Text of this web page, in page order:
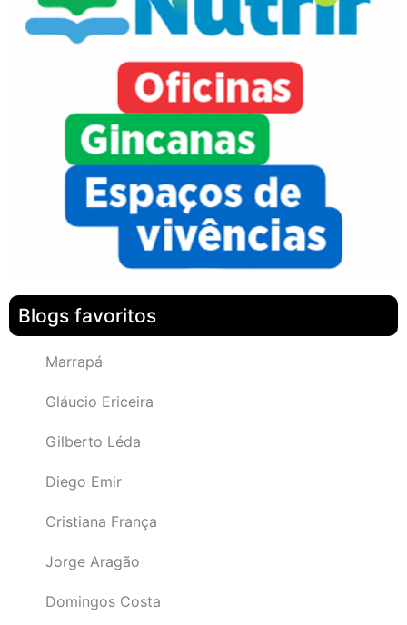
Blogs favoritos
Marrapá
Gláucio Ericeira
Gilberto Léda
Diego Emir
Cristiana França
Jorge Aragão
Domingos Costa